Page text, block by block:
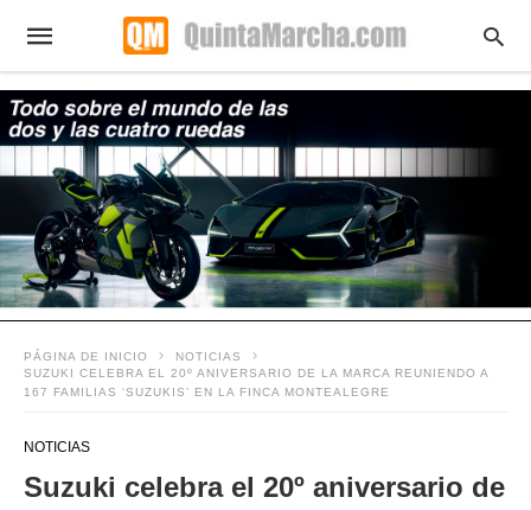
PÁGINA DE INICIO
NOTICIAS
SUZUKI CELEBRA EL 20º ANIVERSARIO DE LA MARCA REUNIENDO A
167 FAMILIAS ‘SUZUKIS’ EN LA FINCA MONTEALEGRE
NOTICIAS
Suzuki celebra el 20º aniversario de